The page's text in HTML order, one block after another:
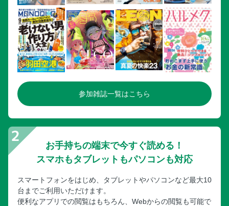
参加雑誌一覧はこちら
お手持ちの端末で今すぐ読める！
スマホもタブレットもパソコンも対応
スマートフォンをはじめ、タブレットやパソコンなど最大10
台までご利用いただけます。
便利なアプリでの閲覧はもちろん、Webからの閲覧も可能で